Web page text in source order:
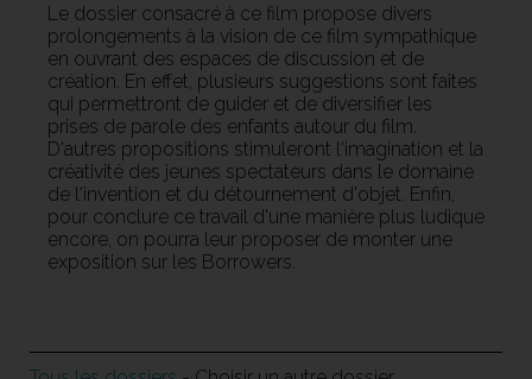
Le dossier consacré à ce film propose divers
prolongements à la vision de ce film sympathique
en ouvrant des espaces de discussion et de
création. En effet, plusieurs suggestions sont faites
qui permettront de guider et de diversifier les
prises de parole des enfants autour du film.
D'autres propositions stimuleront l'imagination et la
créativité des jeunes spectateurs dans le domaine
de l'invention et du détournement d'objet. Enfin,
pour conclure ce travail d'une manière plus ludique
encore, on pourra leur proposer de monter une
exposition sur les Borrowers.